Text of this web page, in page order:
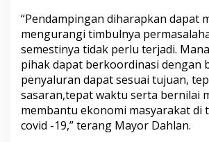
“Pendampingan diharapkan dapat
mengurangi timbulnya
semestinya tidak perlu terjadi.
pihak dapat berkoordinasi dengan
penyaluran dapat sesuai tujuan,
sasaran,tepat waktu serta bernilai
membantu ekonomi masyarakat di
covid -19,” terang Mayor Dahlan.